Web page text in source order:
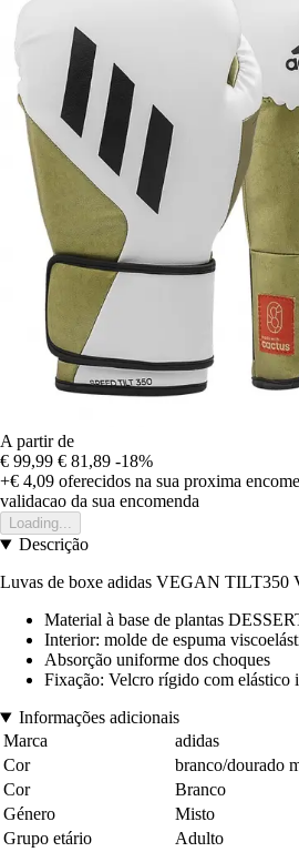
A partir de
€ 99,99 € 81,89 -18%
+€ 4,09 oferecidos na sua proxima
validacao da sua encomenda
Loading...
Descrição
Luvas de boxe adidas VEGAN TILT350
Material à base de plantas
Interior: molde de espuma
Absorção uniforme dos choques
Fixação: Velcro rígido com elástico
Informações adicionais
Marca
adidas
Cor
branco/dourado
Cor
Branco
Género
Misto
Grupo etário
Adulto